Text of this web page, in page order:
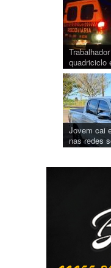
quadriciclo
Jovem cai
nas redes